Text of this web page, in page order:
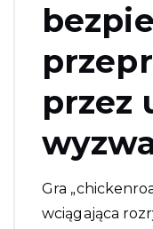
przez
Gra
wciągająca